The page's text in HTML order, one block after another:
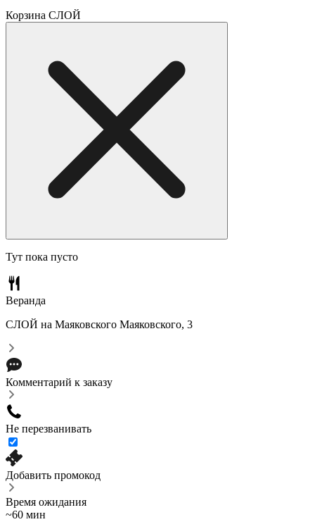
Корзина СЛОЙ
Тут пока пусто
Веранда
СЛОЙ на Маяковского Маяковского, 3
Комментарий к заказу
Не перезванивать
Добавить промокод
Время ожидания
~60 мин